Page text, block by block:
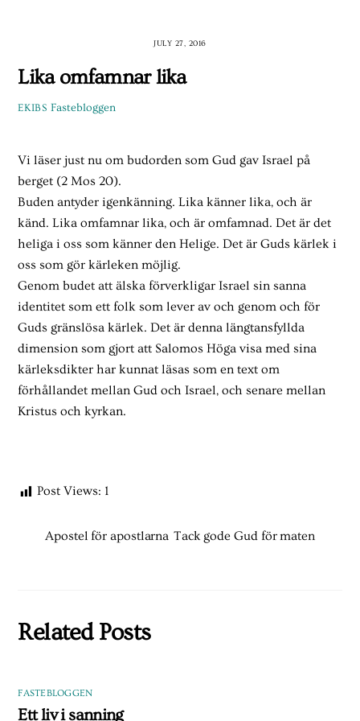
JULY 27, 2016
Lika omfamnar lika
EKIBS Fastebloggen
Vi läser just nu om budorden som Gud gav Israel på
berget (2 Mos 20).
Buden antyder igenkänning. Lika känner lika, och är
känd. Lika omfamnar lika, och är omfamnad. Det är det
heliga i oss som känner den Helige. Det är Guds kärlek i
oss som gör kärleken möjlig.
Genom budet att älska förverkligar Israel sin sanna
identitet som ett folk som lever av och genom och för
Guds gränslösa kärlek. Det är denna längtansfyllda
dimension som gjort att Salomos Höga visa med sina
kärleksdikter har kunnat läsas som en text om
förhållandet mellan Gud och Israel, och senare mellan
Kristus och kyrkan.
Post Views: 1
Apostel för apostlarna Tack gode Gud för maten
Related Posts
FASTEBLOGGEN
Ett liv i sanning